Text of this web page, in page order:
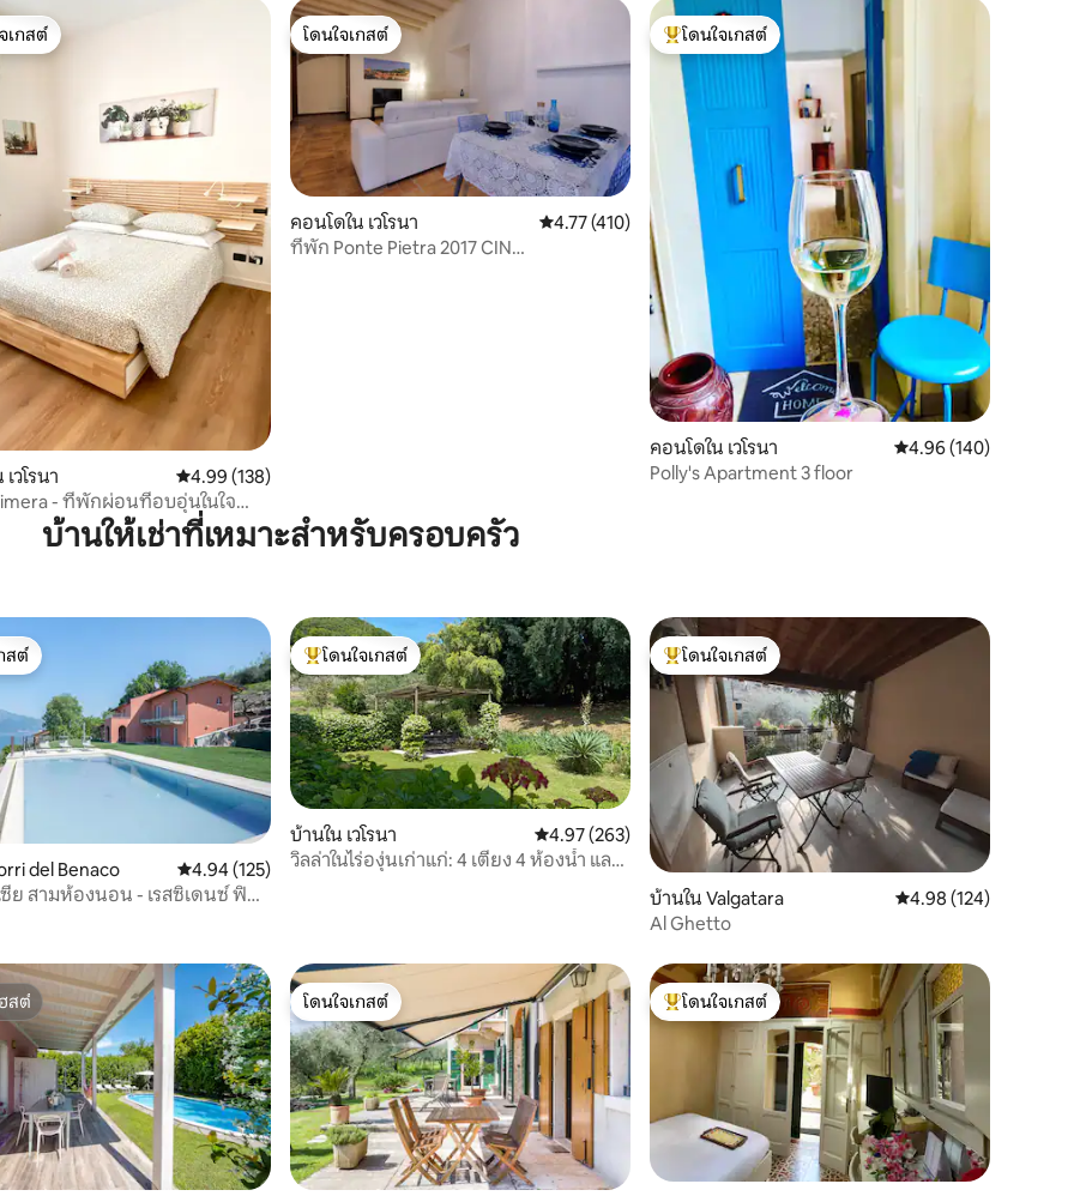
531 รีวิว
สต์ที่สุด
เกสต์
วโรนา คะแนนเฉลี่ย 4.99 จาก 5, 138 รีวิว
4.99 (138)
- ที่พักผ่อนที่อบอุ่นในใจ
โดนใจเกสต์
โดนใจเกสต์
คอนโดใน เวโรนา คะแนนเฉลี่ย 4.77 จาก 5, 410 รีวิว
4.77 (410)
ที่พัก Ponte Pietra 2017 CIN
โดนใจเกสต์ที่สุด
โดนใจเกสต์
คอนโดใน เวโรนา คะแนนเฉลี่ย 4.96 จาก
4.96 (140)
Polly's Apartment 3 floor
บ้านให้เช่าที่เหมาะสำหรับครอบครัว
186 รีวิว
สต์
สต์
del Benaco คะแนนเฉลี่ย 4.94 จาก 5, 125 รีวิว
4.94 (125)
ซีย สามห้องนอน - เรสซิเดนซ์ ฟิ
โดนใจเกสต์ที่สุด
โดนใจเกสต์
บ้านใน เวโรนา คะแนนเฉลี่ย 4.97 จาก 5, 263 รีวิว
4.97 (263)
วิลล่าในไร่องุ่นเก่าแก่: 4 เตียง 4 ห้องน้ำ และ
โดนใจเกสต์ที่สุด
โดนใจเกสต์
บ้านใน Valgatara คะแนนเฉลี่ย 4.98 จาก
4.98 (124)
Al Ghetto
สต์
สต์
โดนใจเกสต์
โดนใจเกสต์
โดนใจเกสต์ที่สุด
โดนใจเกสต์